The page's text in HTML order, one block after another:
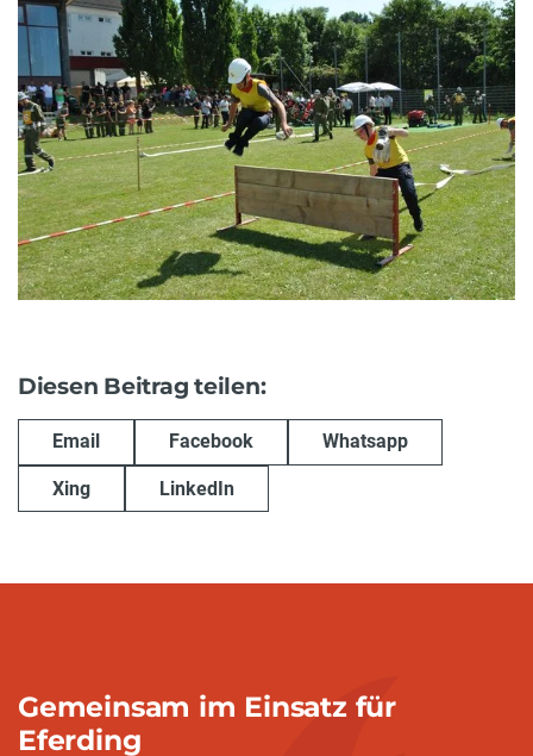
Diesen Beitrag teilen:
Email Facebook Whatsapp
Xing LinkedIn
Gemeinsam im Einsatz für
Eferding